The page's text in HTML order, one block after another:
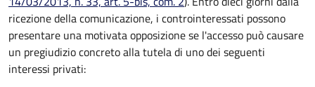
ricezione della comunicazione, i controinteressati possono
presentare una motivata opposizione se l'accesso può causare
un pregiudizio concreto alla tutela di uno dei seguenti
interessi privati: